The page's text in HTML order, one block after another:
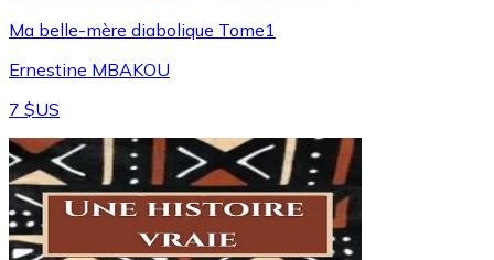
Ma belle-mère diabolique Tome1
Ernestine MBAKOU
7 $US